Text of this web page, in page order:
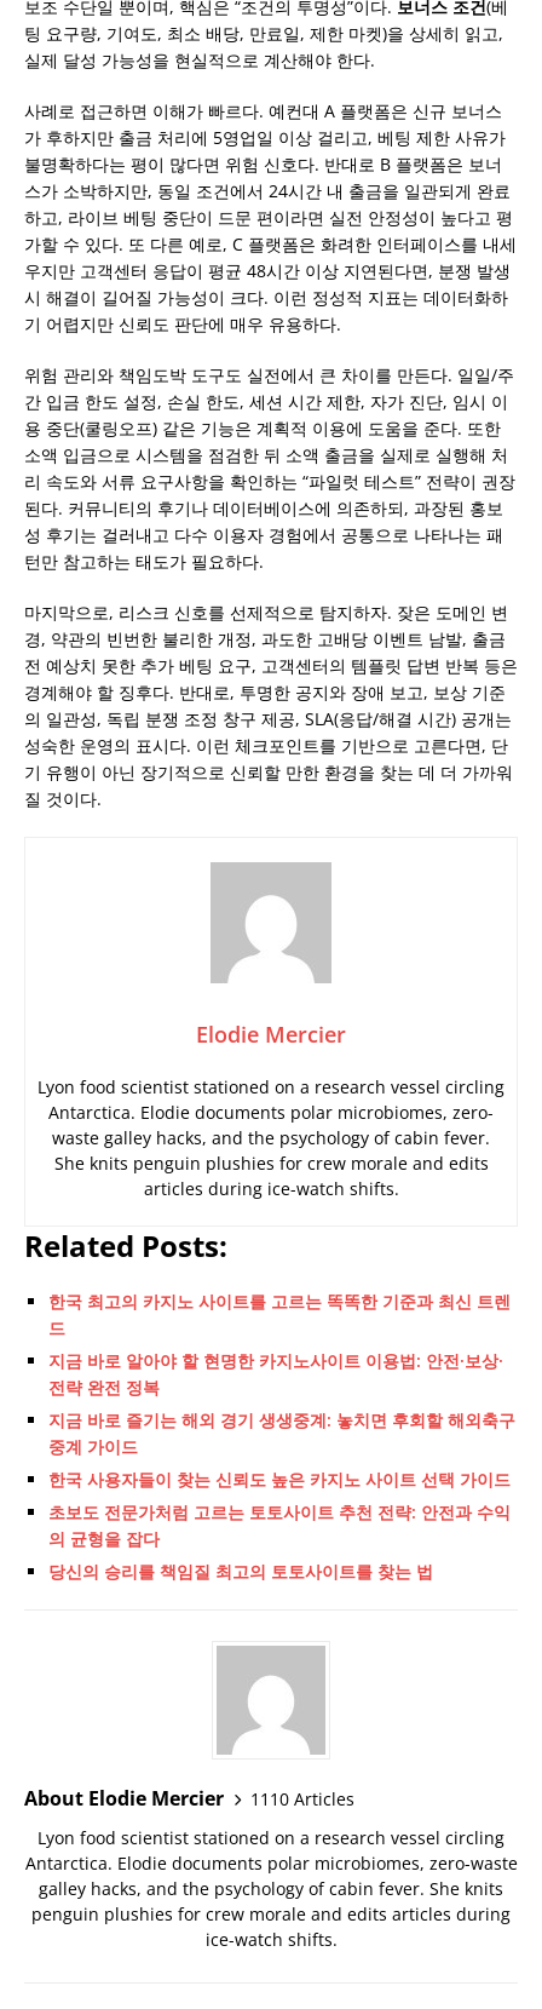
보조 수단일 뿐이며, 핵심은 “조건의 투명성”이다. 보너스 조건(베
팅 요구량, 기여도, 최소 배당, 만료일, 제한 마켓)을 상세히 읽고,
실제 달성 가능성을 현실적으로 계산해야 한다.
사례로 접근하면 이해가 빠르다. 예컨대 A 플랫폼은 신규 보너스
가 후하지만 출금 처리에 5영업일 이상 걸리고, 베팅 제한 사유가
불명확하다는 평이 많다면 위험 신호다. 반대로 B 플랫폼은 보너
스가 소박하지만, 동일 조건에서 24시간 내 출금을 일관되게 완료
하고, 라이브 베팅 중단이 드문 편이라면 실전 안정성이 높다고 평
가할 수 있다. 또 다른 예로, C 플랫폼은 화려한 인터페이스를 내세
우지만 고객센터 응답이 평균 48시간 이상 지연된다면, 분쟁 발생
시 해결이 길어질 가능성이 크다. 이런 정성적 지표는 데이터화하
기 어렵지만 신뢰도 판단에 매우 유용하다.
위험 관리와 책임도박 도구도 실전에서 큰 차이를 만든다. 일일/주
간 입금 한도 설정, 손실 한도, 세션 시간 제한, 자가 진단, 임시 이
용 중단(쿨링오프) 같은 기능은 계획적 이용에 도움을 준다. 또한
소액 입금으로 시스템을 점검한 뒤 소액 출금을 실제로 실행해 처
리 속도와 서류 요구사항을 확인하는 “파일럿 테스트” 전략이 권장
된다. 커뮤니티의 후기나 데이터베이스에 의존하되, 과장된 홍보
성 후기는 걸러내고 다수 이용자 경험에서 공통으로 나타나는 패
턴만 참고하는 태도가 필요하다.
마지막으로, 리스크 신호를 선제적으로 탐지하자. 잦은 도메인 변
경, 약관의 빈번한 불리한 개정, 과도한 고배당 이벤트 남발, 출금
전 예상치 못한 추가 베팅 요구, 고객센터의 템플릿 답변 반복 등은
경계해야 할 징후다. 반대로, 투명한 공지와 장애 보고, 보상 기준
의 일관성, 독립 분쟁 조정 창구 제공, SLA(응답/해결 시간) 공개는
성숙한 운영의 표시다. 이런 체크포인트를 기반으로 고른다면, 단
기 유행이 아닌 장기적으로 신뢰할 만한 환경을 찾는 데 더 가까워
질 것이다.
Elodie Mercier
Lyon food scientist stationed on a research vessel circling
Antarctica. Elodie documents polar microbiomes, zero-
waste galley hacks, and the psychology of cabin fever.
She knits penguin plushies for crew morale and edits
articles during ice-watch shifts.
Related Posts:
한국 최고의 카지노 사이트를 고르는 똑똑한 기준과 최신 트렌
드
지금 바로 알아야 할 현명한 카지노사이트 이용법: 안전·보상·
전략 완전 정복
지금 바로 즐기는 해외 경기 생생중계: 놓치면 후회할 해외축구
중계 가이드
한국 사용자들이 찾는 신뢰도 높은 카지노 사이트 선택 가이드
초보도 전문가처럼 고르는 토토사이트 추천 전략: 안전과 수익
의 균형을 잡다
당신의 승리를 책임질 최고의 토토사이트를 찾는 법
About Elodie Mercier
1110 Articles
Lyon food scientist stationed on a research vessel circling
Antarctica. Elodie documents polar microbiomes, zero-waste
galley hacks, and the psychology of cabin fever. She knits
penguin plushies for crew morale and edits articles during
ice-watch shifts.